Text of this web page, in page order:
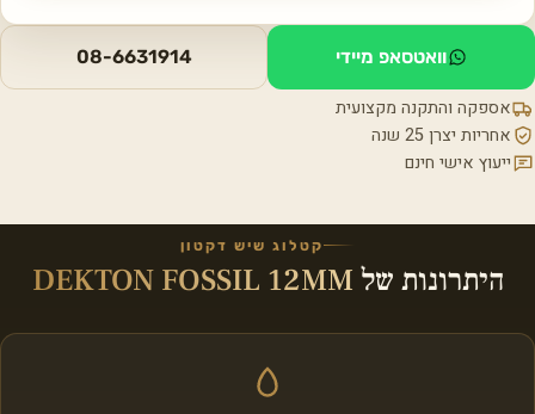
וואטסאפ מיידי 08-6631914
אספקה והתקנה מקצועית
אחריות יצרן 25 שנה
ייעוץ אישי חינם
קטלוג שיש דקטון
היתרונות של DEKTON FOSSIL 12MM